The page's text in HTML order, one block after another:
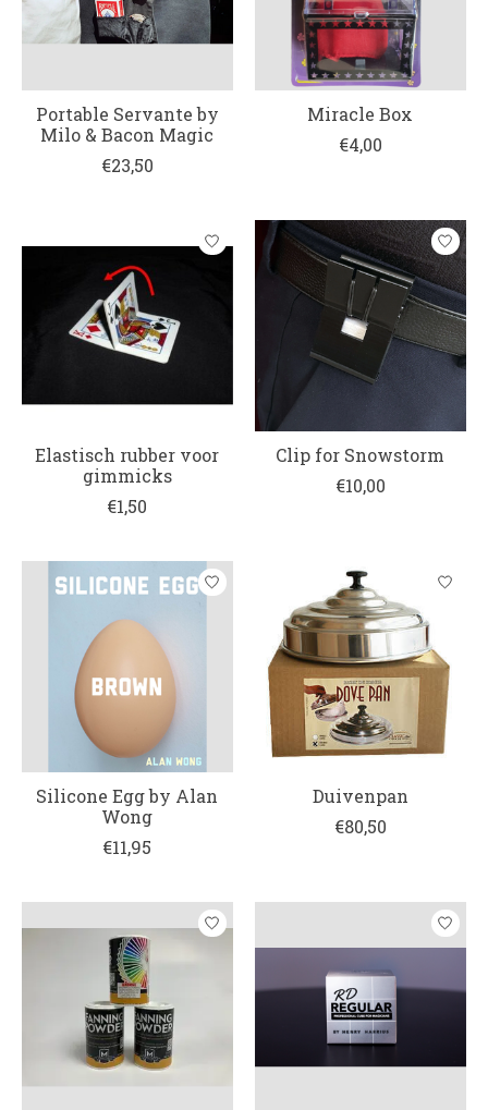
Portable Servante by
Milo & Bacon Magic
€23,50
Miracle Box
€4,00
Elastisch rubber voor
gimmicks
€1,50
Clip for Snowstorm
€10,00
Silicone Egg by Alan
Wong
€11,95
Duivenpan
€80,50